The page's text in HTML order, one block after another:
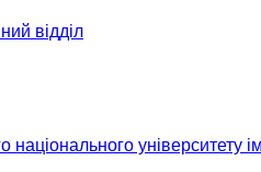
відділ